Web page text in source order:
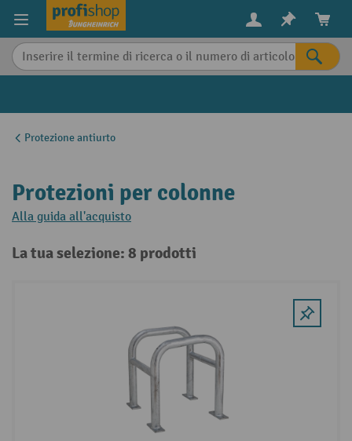
content
Protezione antiurto
Protezioni per colonne
Alla guida all'acquisto
La tua selezione: 8 prodotti